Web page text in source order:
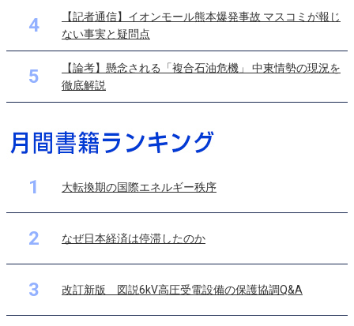
4
【記者通信】イオンモール熊本爆発事故 マスコミが報じ
ない事実と疑問点
5
【論考】懸念される「複合石油危機」 中東情勢の現況を
徹底解説
1 大転換期の国際エネルギー秩序
2 なぜ日本経済は停滞したのか
3 改訂新版 図説6kV高圧受電設備の保護協調Q&A